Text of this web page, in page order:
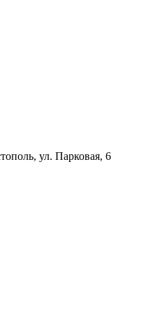
ул. Парковая, 6